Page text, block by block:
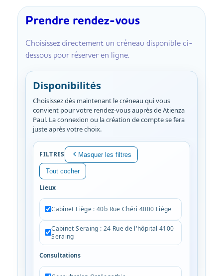
Prendre rendez-vous
Choisissez directement un créneau disponible ci-
dessous pour réserver en ligne.